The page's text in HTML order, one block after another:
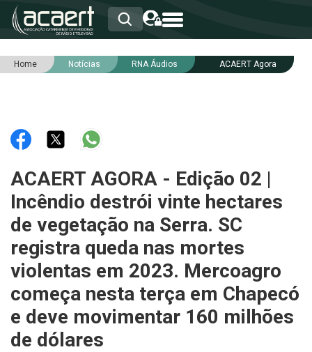
HOME
RNA
NOTÍCIAS
INTEGRIDADE
Home Notícias RNA Áudios ACAERT Agora
ACAERT AGORA - Edição 02 |
Incêndio destrói vinte hectares
de vegetação na Serra. SC
registra queda nas mortes
violentas em 2023. Mercoagro
começa nesta terça em Chapecó
e deve movimentar 160 milhões
de dólares